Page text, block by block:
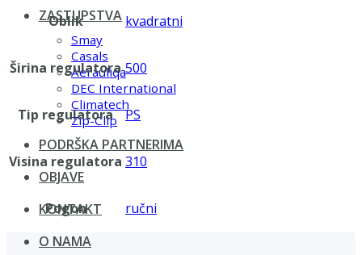
ZASTUPSTVA
Smay
Casals
Aerauliqa
DEC International
Climatech
Zip-Clip
PODRŠKA PARTNERIMA
OBJAVE
KONTAKT
O NAMA
Oblik kvadratni
Širina regulatora 500
Tip regulatora PS
Visina regulatora 310
Pogon ručni